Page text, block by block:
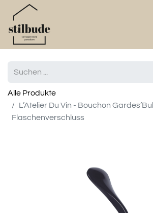
Alle Produkte
L’Atelier Du Vin - Bouchon
Flaschenverschluss